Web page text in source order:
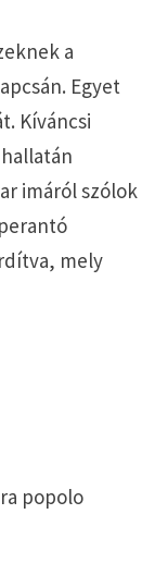
a
Egyet
Kíváncsi
imáról szólok
mely
popolo